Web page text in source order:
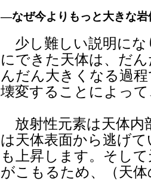
―なぜ今よりもっと大きな岩
少し難しい説明にな
にできた天体は、だ
んだん大きくなる過
壊変することによっ
放射性元素は天体内
は天体表面から逃げ
も上昇します。そし
がこもるため、（天